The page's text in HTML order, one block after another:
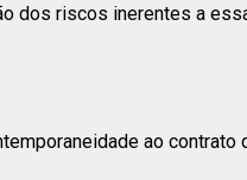
dos riscos inerentes a
ao contrato